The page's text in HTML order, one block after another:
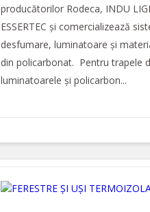
producătorilor Rodeca, INDU
ESSERTEC şi comercializează
desfumare, luminatoare şi
din policarbonat. Pentru trapele
luminatoarele şi policarbon...